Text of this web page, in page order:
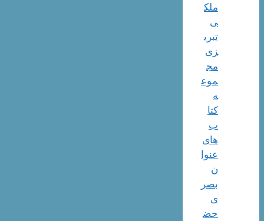
ملک
ی
تبری
زی
مج
موع
ه
کتا
ب
های
عنوا
ن
بصر
ی
حض